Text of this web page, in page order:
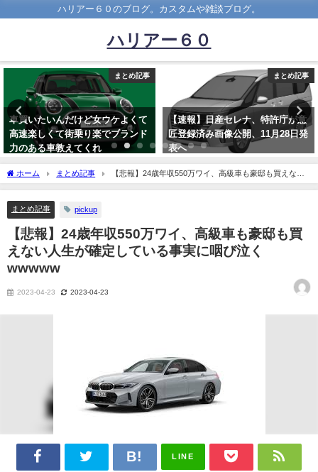
ハリアー６０のブログ。カスタムや雑談ブログ。
ハリアー６０
まとめ記事
【速報】日産セレナ、特許庁が意
匠登録済み画像公開、11月28日発
表へ
まとめ記事
【悲報】谷原章介「軽自動車を買
わざる得ないぐらい、庶民の皆さ
んのお財布は縮まっている印象」
ホーム まとめ記事
【悲報】24歳年収550万ワイ、高級車も豪邸も買えない
人生が確定している事実に咽び泣くwwwww
まとめ記事 pickup
【悲報】24歳年収550万ワイ、高級車も豪邸も買
えない人生が確定している事実に咽び泣く
wwwww
2023-04-23 2023-04-23
LINE